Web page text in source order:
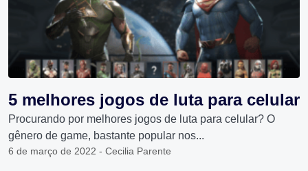
5 melhores jogos de luta para celular
Procurando por melhores jogos de luta para celular? O
gênero de game, bastante popular nos...
6 de março de 2022 - Cecilia Parente